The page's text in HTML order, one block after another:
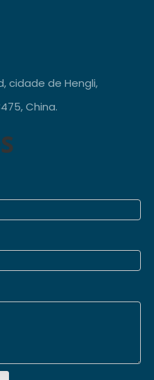
cidade de Hengli,
China.